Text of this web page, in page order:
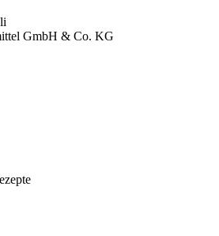
GmbH & Co. KG